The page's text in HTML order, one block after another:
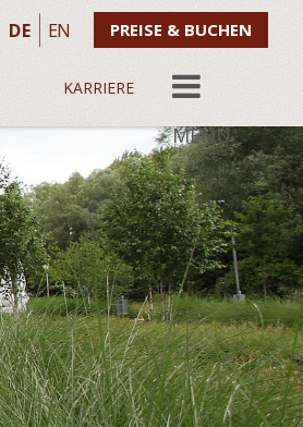
DE EN PREISE & BUCHEN
KARRIERE
MENU